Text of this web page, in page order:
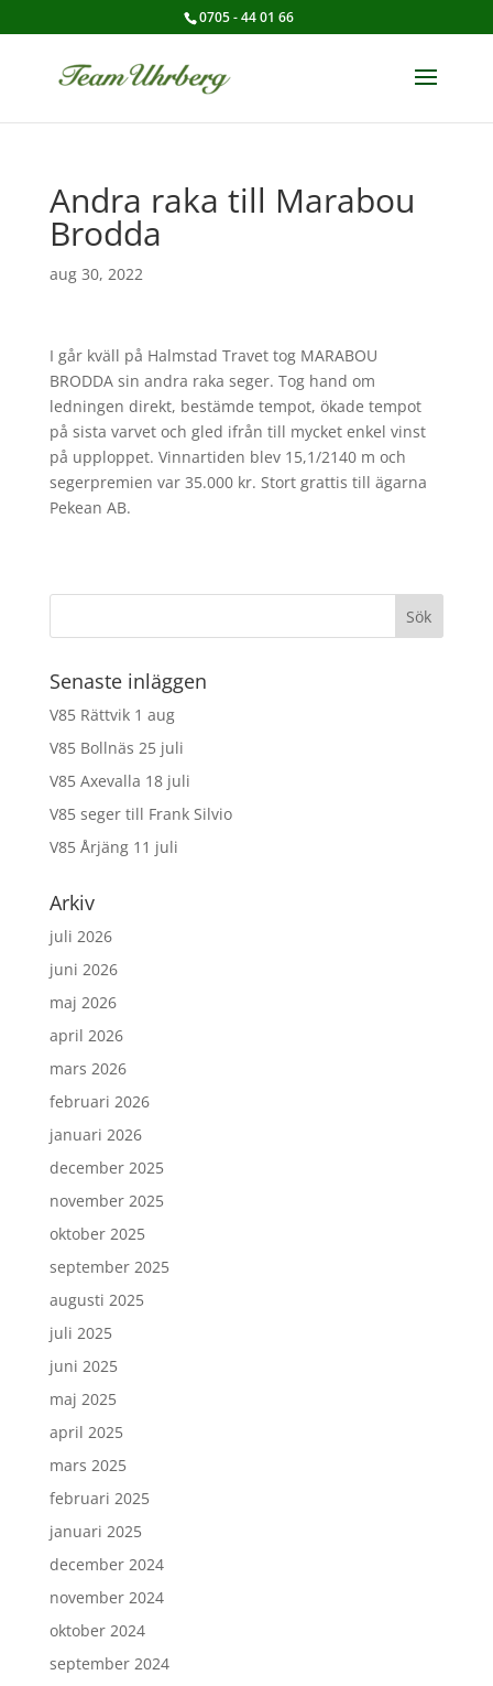
0705 - 44 01 66
Andra raka till Marabou
Brodda
aug 30, 2022
I går kväll på Halmstad Travet tog MARABOU
BRODDA sin andra raka seger. Tog hand om
ledningen direkt, bestämde tempot, ökade tempot
på sista varvet och gled ifrån till mycket enkel vinst
på upploppet. Vinnartiden blev 15,1/2140 m och
segerpremien var 35.000 kr. Stort grattis till ägarna
Pekean AB.
Senaste inläggen
V85 Rättvik 1 aug
V85 Bollnäs 25 juli
V85 Axevalla 18 juli
V85 seger till Frank Silvio
V85 Årjäng 11 juli
Arkiv
juli 2026
juni 2026
maj 2026
april 2026
mars 2026
februari 2026
januari 2026
december 2025
november 2025
oktober 2025
september 2025
augusti 2025
juli 2025
juni 2025
maj 2025
april 2025
mars 2025
februari 2025
januari 2025
december 2024
november 2024
oktober 2024
september 2024